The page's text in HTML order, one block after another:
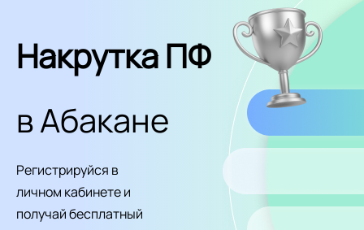
Накрутка ПФ
в Абакане
Регистрируйся в
личном кабинете и
получай бесплатный